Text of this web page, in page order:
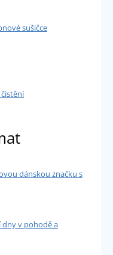
sušičce
dánskou značku s
dny v pohodě a